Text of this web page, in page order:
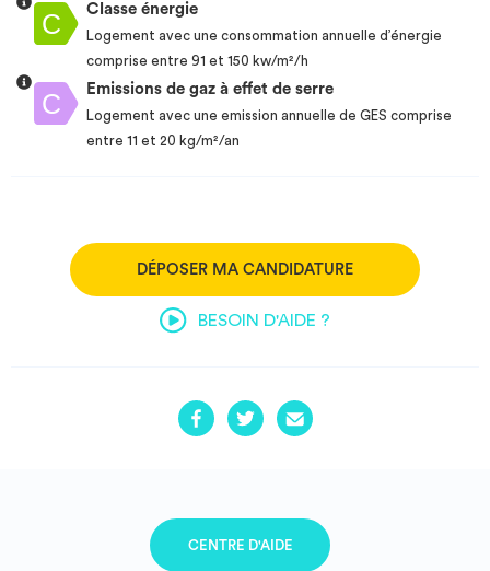
Classe énergie
Logement avec une consommation annuelle d’énergie
comprise entre 91 et 150 kw/m²/h
Emissions de gaz à effet de serre
Logement avec une emission annuelle de GES comprise
entre 11 et 20 kg/m²/an
DÉPOSER MA CANDIDATURE
BESOIN D'AIDE ?
CENTRE D'AIDE